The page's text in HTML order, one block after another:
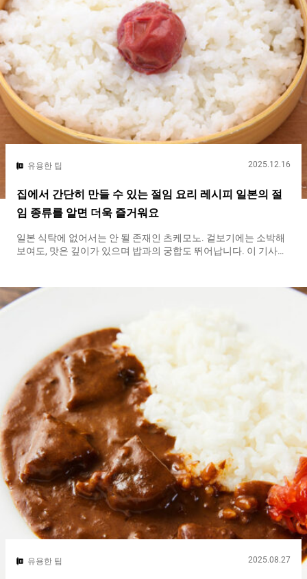
유용한 팁 2025.12.16
집에서 간단히 만들 수 있는 절임 요리 레시피 일본의 절
임 종류를 알면 더욱 즐거워요
일본 식탁에 없어서는 안 될 존재인 츠케모노. 겉보기에는 소박해
보여도, 맛은 깊이가 있으며 밥과의 궁합도 뛰어납니다. 이 기사에
온 츠케모노는 주로 채소를 소금이나 식초, 누카(쌀겨) 등에 절여
서 보존하고, 감칠맛과 풍미를 끌어낸 식품입니다. 특히 누카츠케
익균을 포함하고 있어 장내 환경을 정돈하는 역할이 기대되기 때
문에, 건강 지향의 사람들로부터도 주목받는 존재입니다. 겉보기
에는 단순해 보여도, 건강 면에서의 효과도 기대할 수 있고, 또한 재
료에 따라 식감과 풍미가 달라지는 절임은 매우 깊이 있는 존재입
니다. 일본 요리에서의 명조연이라고도 할 수 있습니다. ※사진은
이미지 그런 절임이 일본 요리에서 소중히 여겨지는 이유 중 하나
는, 무엇보다도 밥과의 궁합이 좋기 때문입니다. 일본 가정에서는
절임이 밥의 반찬으로 먹히는 경우가 많고, 특히 흰쌀밥과...
유용한 팁 2025.08.27